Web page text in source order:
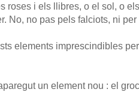
roses i els llibres, o el sol, o
No, no pas pels falciots, ni
elements imprescindibles
un element nou : el